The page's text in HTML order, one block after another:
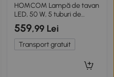
HOMCOM Lampă de tavan
LED, 50 W, 5 tuburi de
lumină ajustabile, reglabilă,
corp de iluminat pentru
living, sufragerie, bucătărie,
Auriu+Alb
559,99 Lei
Transport gratuit